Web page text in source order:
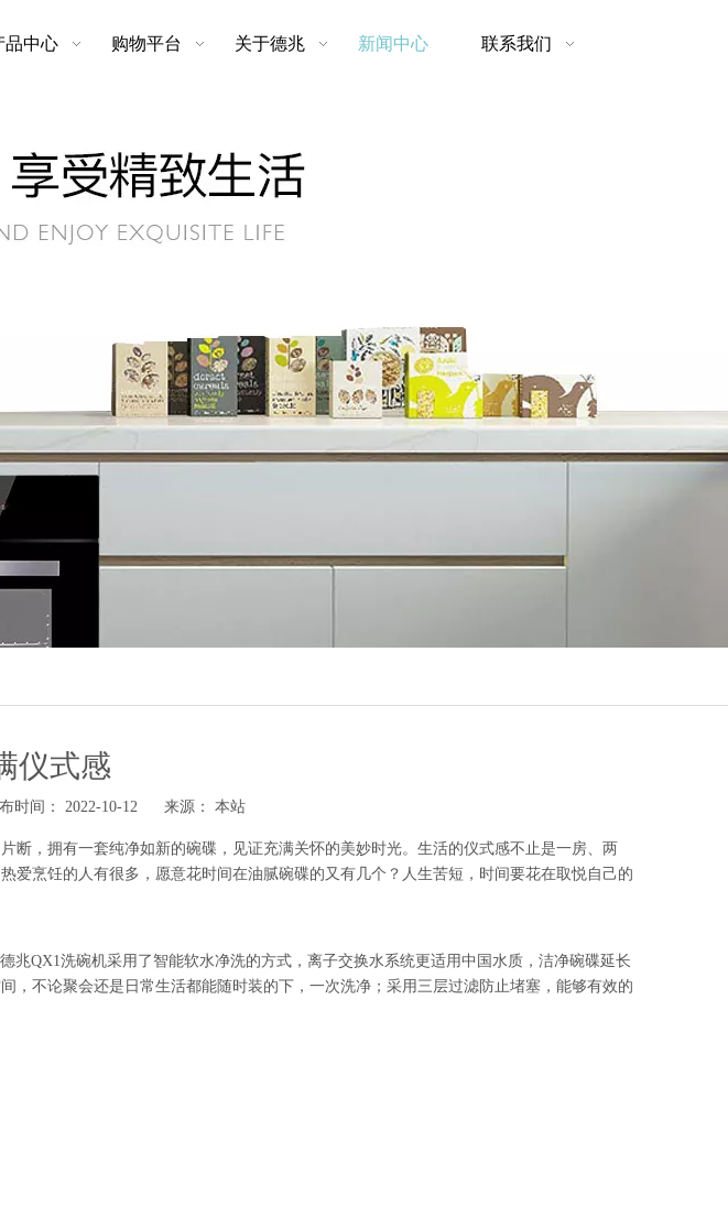
品中心 购物平台 关于德兆 新闻中心 联系我们
仪式感
间： 2022-10-12 来源： 本站
，拥有一套纯净如新的碗碟，见证充满关怀的美妙时光。生活的仪式感不止是一房、两
烹饪的人有很多，愿意花时间在油腻碗碟的又有几个？人生苦短，时间要花在取悦自己的
QX1洗碗机采用了智能软水净洗的方式，离子交换水系统更适用中国水质，洁净碗碟延长
不论聚会还是日常生活都能随时装的下，一次洗净；采用三层过滤防止堵塞，能够有效的